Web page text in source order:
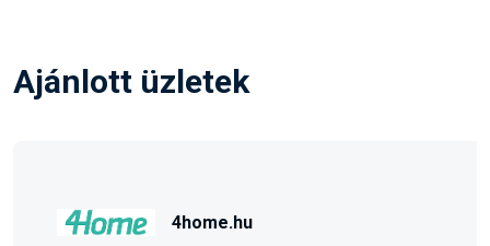
Ajánlott üzletek
4home.hu